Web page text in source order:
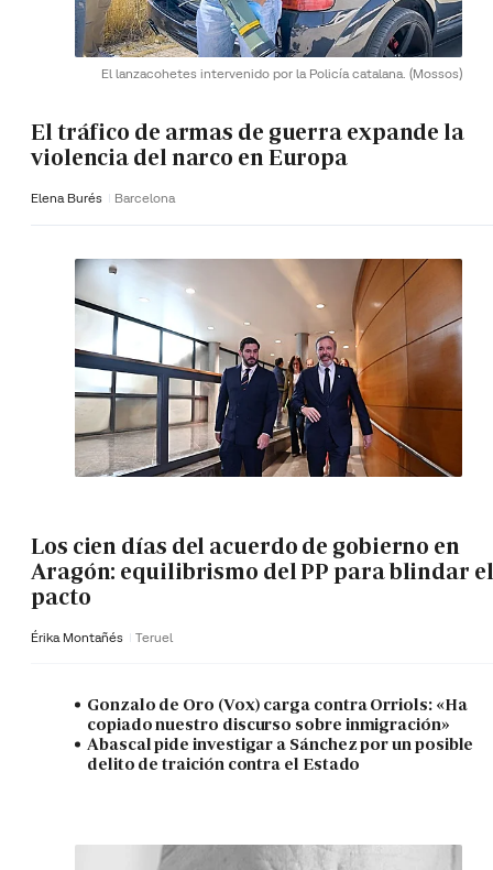
El lanzacohetes intervenido por la Policía catalana. (Mossos)
El tráfico de armas de guerra expande la
violencia del narco en Europa
Elena Burés Barcelona
Los cien días del acuerdo de gobierno en
Aragón: equilibrismo del PP para blindar el
pacto
Érika Montañés Teruel
Gonzalo de Oro (Vox) carga contra Orriols: «Ha
copiado nuestro discurso sobre inmigración»
Abascal pide investigar a Sánchez por un posible
delito de traición contra el Estado